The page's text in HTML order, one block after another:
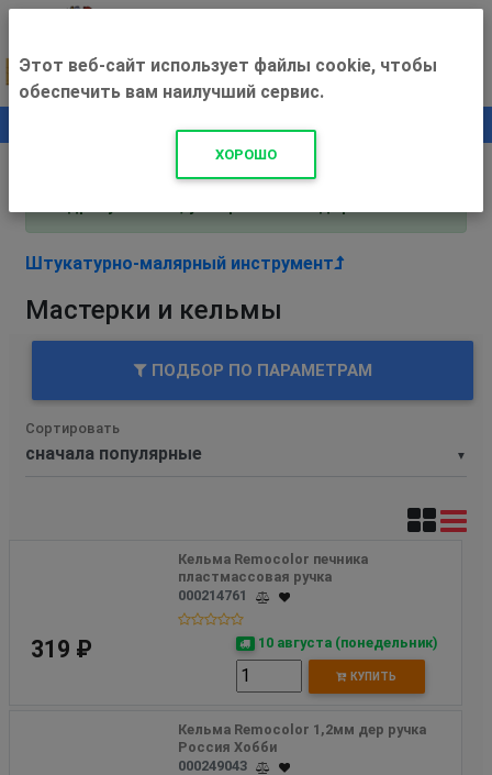
+500 ₽
Внимание! С 3 августа магазин работает по
Штукатурно-малярный инструмент
Мастерки и кельмы
ПОДБОР ПО ПАРАМЕТРАМ
▼
Сортировать
Кельма Remocolor печника
пластмассовая ручка
000214761
319 ₽ 10 августа (понедельник)
КУПИТЬ
Кельма Remocolor 1,2мм дер ручка
Россия Хобби
000249043
Этот веб-сайт использует файлы cookie, чтобы
обеспечить вам наилучший сервис.
ХОРОШО